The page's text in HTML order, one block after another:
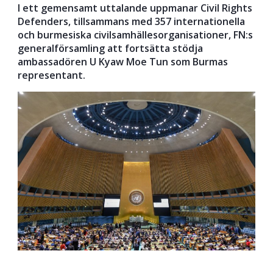
I ett gemensamt uttalande uppmanar Civil Rights
Defenders, tillsammans med 357 internationella
och burmesiska civilsamhällesorganisationer, FN:s
generalförsamling att fortsätta stödja
ambassadören U Kyaw Moe Tun som Burmas
representant.